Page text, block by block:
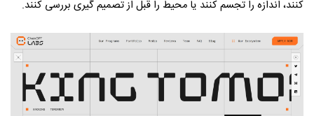
کنند، اندازه را تجسم کنند یا محیط را قبل از تصمیم‌ گیری بررسی کنند.